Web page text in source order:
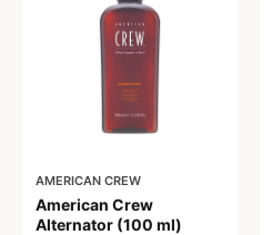
AMERICAN CREW
American Crew
Alternator (100 ml)